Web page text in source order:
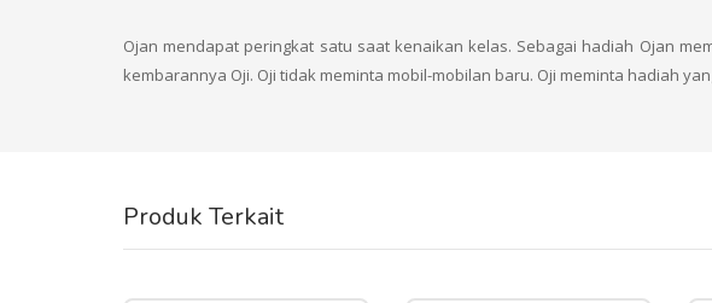
Ojan mendapat peringkat satu saat kenaikan kelas. Sebagai hadiah Ojan
kembarannya Oji. Oji tidak meminta mobil-mobilan baru. Oji meminta hadiah
Produk Terkait